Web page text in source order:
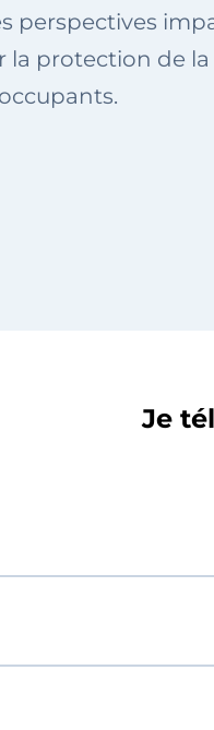
perspectives
la protection de la
Je